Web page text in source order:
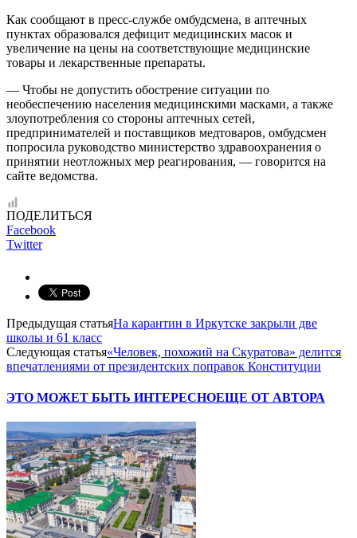
Как сообщают в пресс-службе омбудсмена, в аптечных
пунктах образовался дефицит медицинских масок и
увеличение на цены на соответствующие медицинские
товары и лекарственные препараты.
— Чтобы не допустить обострение ситуации по
необеспечению населения медицинскими масками, а также
злоупотребления со стороны аптечных сетей,
предпринимателей и поставщиков медтоваров, омбудсмен
попросила руководство министерство здравоохранения о
принятии неотложных мер реагирования, — говорится на
сайте ведомства.
ПОДЕЛИТЬСЯ
Facebook
Twitter
Предыдущая статьяНа карантин в Иркутске закрыли две
школы и 61 класс
Следующая статья«Человек, похожий на Скуратова» делится
впечатлениями от президентских поправок Конституции
ЭТО МОЖЕТ БЫТЬ ИНТЕРЕСНОЕЩЕ ОТ АВТОРА